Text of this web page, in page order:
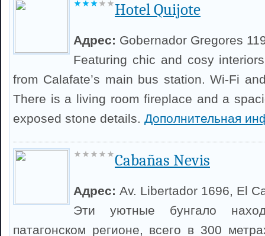
Hotel Quijote
Адрес: Gobernador Gregores
Featuring chic and cosy
from Calafate’s main bus station. Wi-Fi
There is a living room fireplace and a
exposed stone details. Дополнительная
Cabañas Nevis
Адрес: Av. Libertador 1696, El
Эти уютные бунгало
патагонском регионе, всего в 300